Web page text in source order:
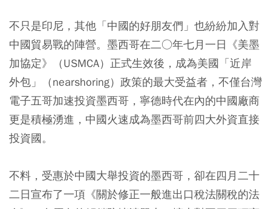
不只是印尼，其他「中國的好朋友們」也紛紛加入對
中國貿易戰的陣營。墨西哥在二○年七月一日《美墨
加協定》（USMCA）正式生效後，成為美國「近岸
外包」（nearshoring）政策的最大受益者，不僅台灣
電子五哥加速投資墨西哥，寧德時代在內的中國廠商
更是積極湧進，中國火速成為墨西哥前四大外資直接
投資國。
不料，受惠於中國大舉投資的墨西哥，卻在四月二十
二日宣布了一項《關於修正一般進出口稅法關稅的法